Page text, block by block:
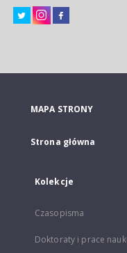
MAPA STRONY
Strona główna
Kolekcje
Czasopisma
Doktoraty i prace